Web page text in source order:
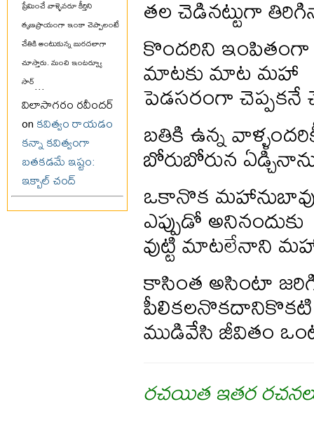
ప్రేమించే వాళ్ళెవరూ కీర్తిని
తృణప్రాయంగా ఇంకా చెప్పాలంటే
చేతికి అంటుకున్న బురదలాగా
చూస్తారు. మంచి ఇంటర్వ్యూ
సార్...
విలాసాగరం రవీందర్
onకవిత్వం రాయడం
కన్నా కవిత్వంగా
బతకడమే ఇష్టం:
ఇక్బాల్ చంద్
తల చెడినట్టుగా
కొందరిని
మాటకు మాట మహా
పెడసరంగా చెప్పకనే
బతికి ఉన్న
బోరుబోరున
ఒకానొక
ఎప్పుడో అనినందుకు
వుట్టి మాటలేనాని
కాసింత అసింటా
పీలికలనొకదానికొకటి
ముడివేసి జీవితం
రచయిత ఇతర